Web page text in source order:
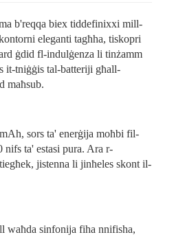
b'reqqa biex tiddefinixxi mill-
eleganti tagħha, tiskopri
ġdid fl-indulġenza li tinżamm
it-tniġġis tal-batteriji għall-
maħsub.
sors ta' enerġija moħbi fil-
ta' estasi pura. Ara r-
jistenna li jinħeles skont il-
waħda sinfonija fiha nnifisha,